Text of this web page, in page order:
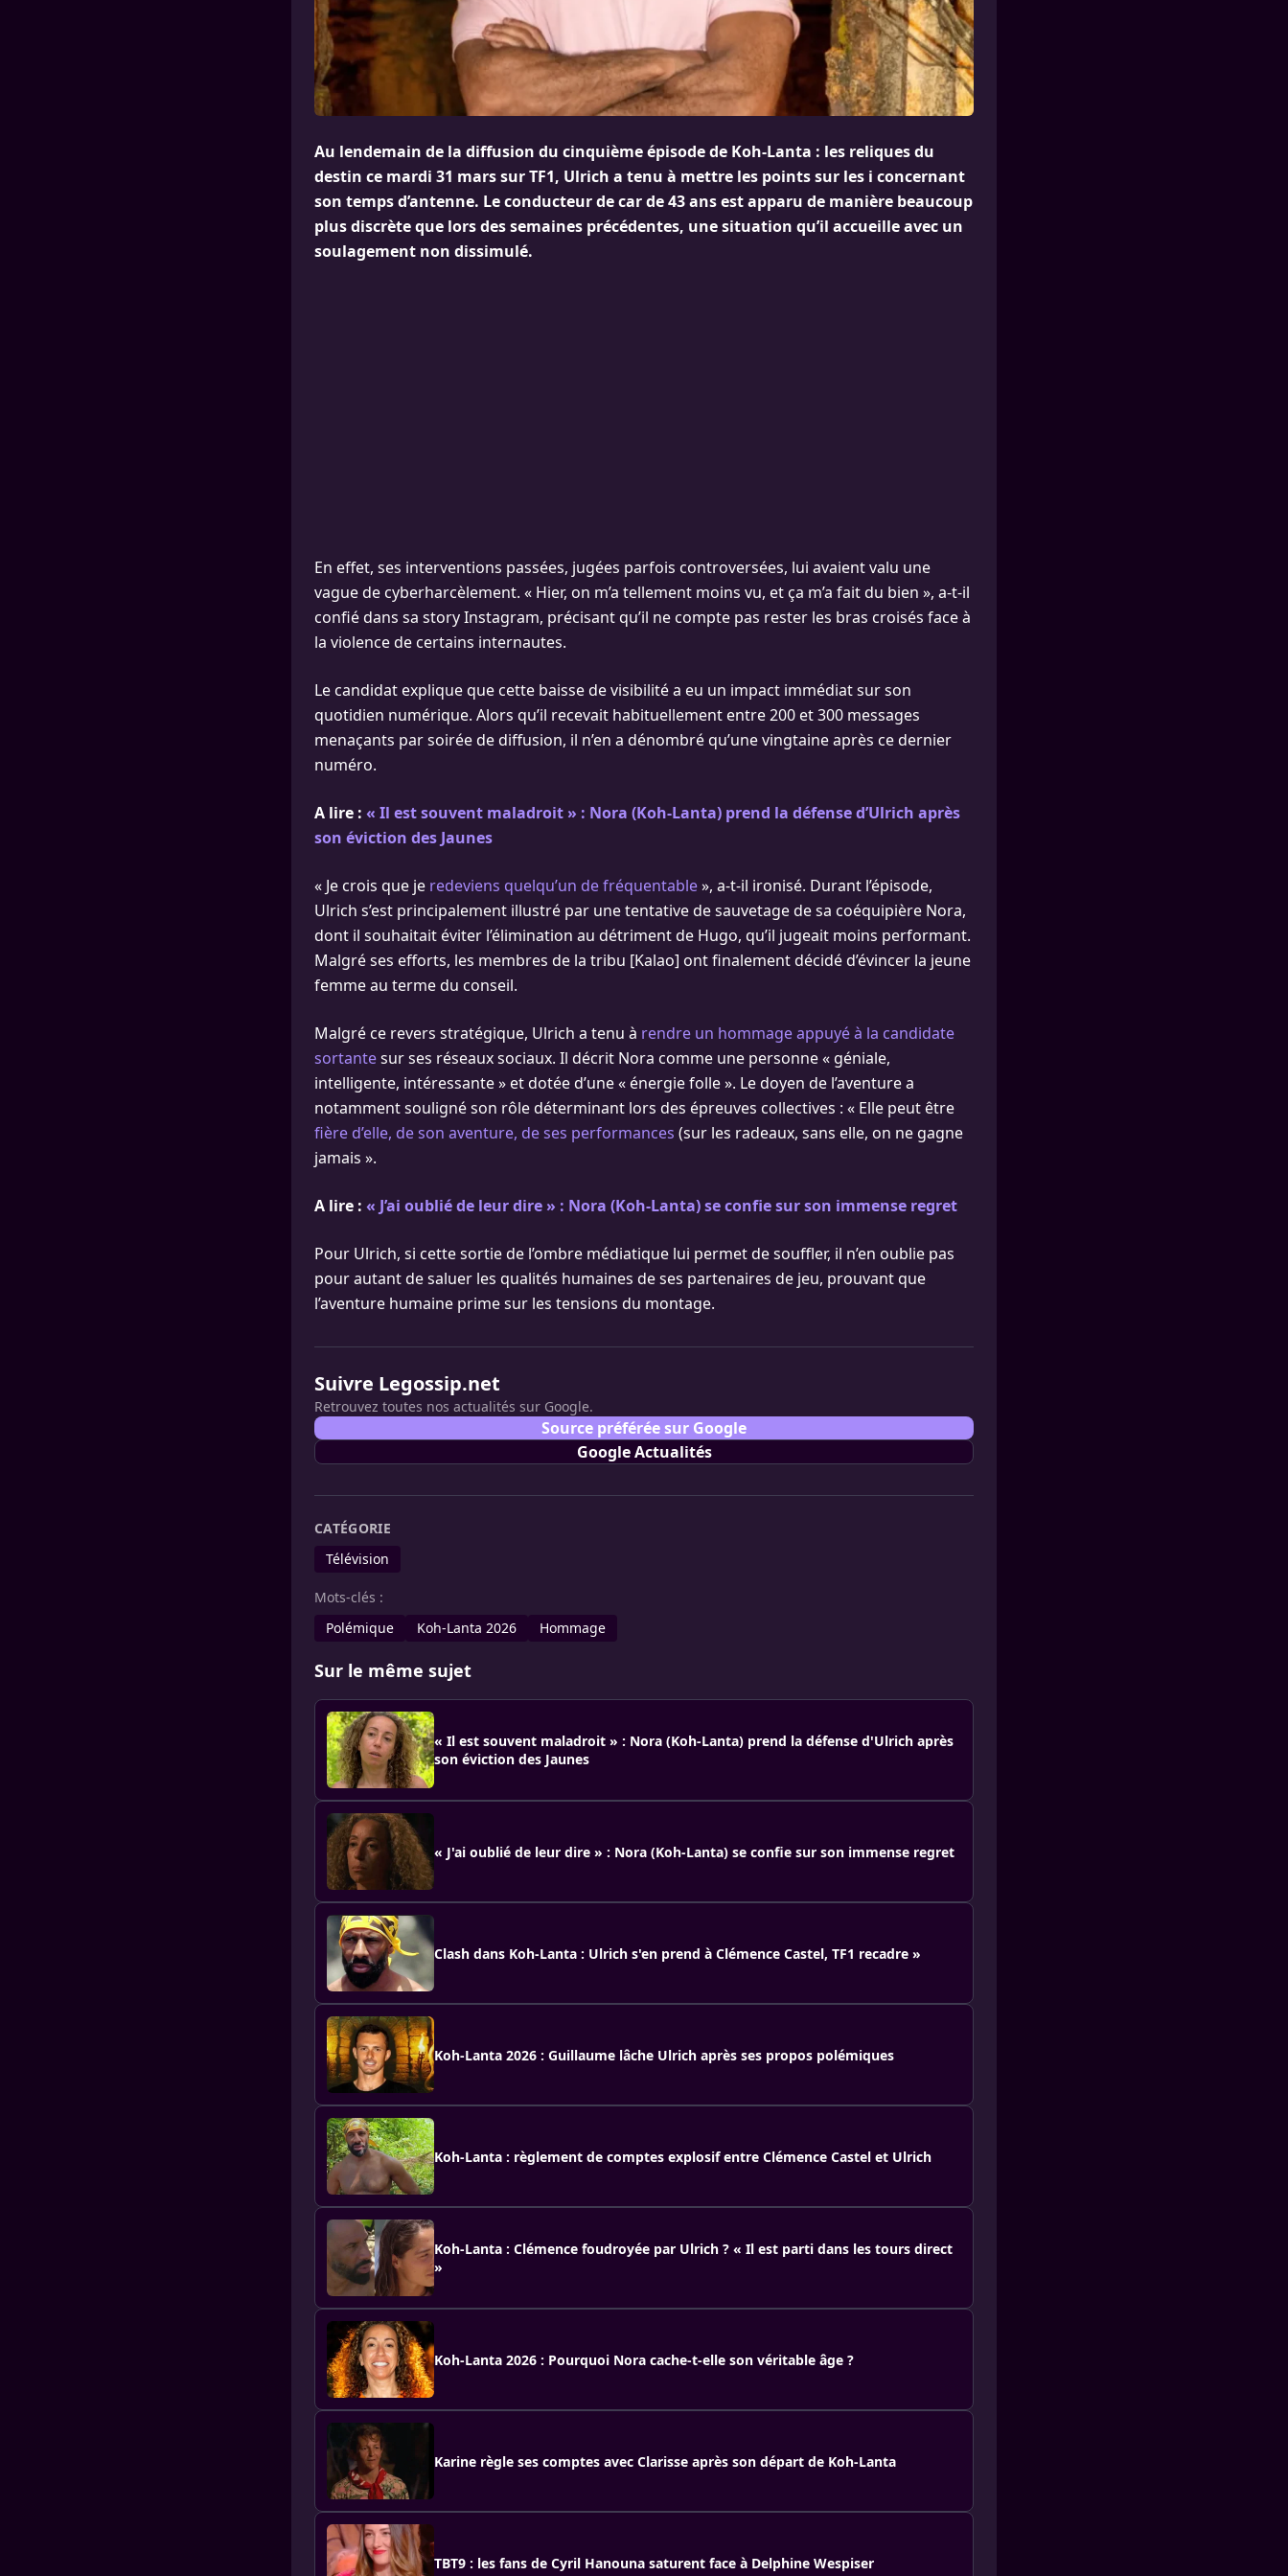
Au lendemain de la diffusion du cinquième épisode de Koh-Lanta : les reliques du
destin ce mardi 31 mars sur TF1, Ulrich a tenu à mettre les points sur les i concernant
son temps d’antenne. Le conducteur de car de 43 ans est apparu de manière beaucoup
plus discrète que lors des semaines précédentes, une situation qu’il accueille avec un
soulagement non dissimulé.
En effet, ses interventions passées, jugées parfois controversées, lui avaient valu une
vague de cyberharcèlement. « Hier, on m’a tellement moins vu, et ça m’a fait du bien », a-t-il
confié dans sa story Instagram, précisant qu’il ne compte pas rester les bras croisés face à
la violence de certains internautes.
Le candidat explique que cette baisse de visibilité a eu un impact immédiat sur son
quotidien numérique. Alors qu’il recevait habituellement entre 200 et 300 messages
menaçants par soirée de diffusion, il n’en a dénombré qu’une vingtaine après ce dernier
numéro.
A lire : « Il est souvent maladroit » : Nora (Koh-Lanta) prend la défense d’Ulrich après
son éviction des Jaunes
« Je crois que je redeviens quelqu’un de fréquentable», a-t-il ironisé. Durant l’épisode,
Ulrich s’est principalement illustré par une tentative de sauvetage de sa coéquipière Nora,
dont il souhaitait éviter l’élimination au détriment de Hugo, qu’il jugeait moins performant.
Malgré ses efforts, les membres de la tribu [Kalao] ont finalement décidé d’évincer la jeune
femme au terme du conseil.
Malgré ce revers stratégique, Ulrich a tenu à rendre un hommage appuyé à la candidate
sortantesur ses réseaux sociaux. Il décrit Nora comme une personne « géniale,
intelligente, intéressante » et dotée d’une « énergie folle ». Le doyen de l’aventure a
notamment souligné son rôle déterminant lors des épreuves collectives : « Elle peut être
fière d’elle, de son aventure, de ses performances (sur les radeaux, sans elle, on ne gagne
jamais ».
A lire : « J’ai oublié de leur dire » : Nora (Koh-Lanta) se confie sur son immense regret
Pour Ulrich, si cette sortie de l’ombre médiatique lui permet de souffler, il n’en oublie pas
pour autant de saluer les qualités humaines de ses partenaires de jeu, prouvant que
l’aventure humaine prime sur les tensions du montage.
Suivre Legossip.net
Retrouvez toutes nos actualités sur Google.
Source préférée sur Google
Google Actualités
CATÉGORIE
Télévision
Mots-clés :
Polémique
Koh-Lanta 2026 Hommage
Sur le même sujet
« Il est souvent maladroit » : Nora (Koh-Lanta) prend la défense d'Ulrich après
son éviction des Jaunes
« J'ai oublié de leur dire » : Nora (Koh-Lanta) se confie sur son immense regret
Clash dans Koh-Lanta : Ulrich s'en prend à Clémence Castel, TF1 recadre »
Koh-Lanta 2026 : Guillaume lâche Ulrich après ses propos polémiques
Koh-Lanta : règlement de comptes explosif entre Clémence Castel et Ulrich
Koh-Lanta : Clémence foudroyée par Ulrich ? « Il est parti dans les tours direct
»
Koh-Lanta 2026 : Pourquoi Nora cache-t-elle son véritable âge ?
Karine règle ses comptes avec Clarisse après son départ de Koh-Lanta
TBT9 : les fans de Cyril Hanouna saturent face à Delphine Wespiser